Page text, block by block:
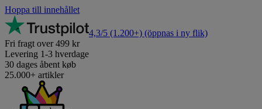
Hoppa till innehållet
4,3/5 (1.200+) (öppnas i ny flik)
Fri fragt over 499 kr
Levering 1-3 hverdage
30 dages åbent køb
25.000+ artikler